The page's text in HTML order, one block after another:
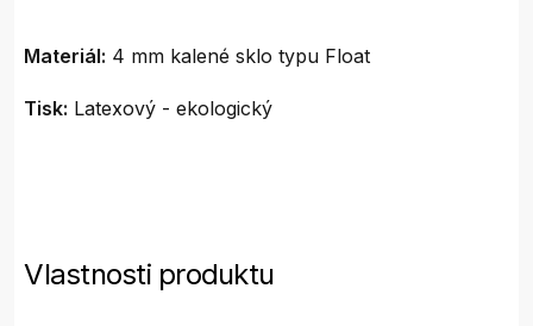
Materiál: 4 mm kalené sklo typu Float
Tisk: Latexový - ekologický
Vlastnosti produktu